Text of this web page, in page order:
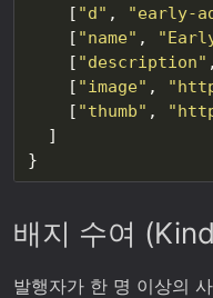
    [
"d" , "early-
    [
"name" ,
    [
"description"
    [
"image" ,
    [
"thumb" ,
배지 수여
발행자가 한 명 이상의